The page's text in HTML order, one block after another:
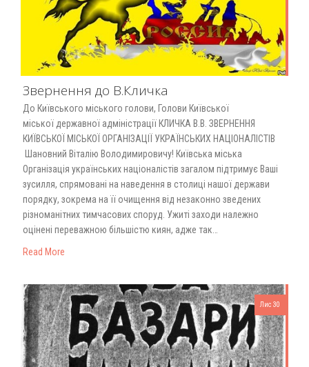
Звернення до В.Кличка
До Київського міського голови, Голови Київської
міської державної адміністрації КЛИЧКА В.В. ЗВЕРНЕННЯ
КИЇВСЬКОЇ МІСЬКОЇ ОРГАНІЗАЦІЇ УКРАЇНСЬКИХ НАЦІОНАЛІСТІВ
Шановний Віталію Володимировичу! Київська міська
Організація українських націоналістів загалом підтримує Ваші
зусилля, спрямовані на наведення в столиці нашої держави
порядку, зокрема на її очищення від незаконно зведених
різноманітних тимчасових споруд. Ужиті заходи належно
оцінені переважною більшістю киян, адже так…
Read More
Лис 30